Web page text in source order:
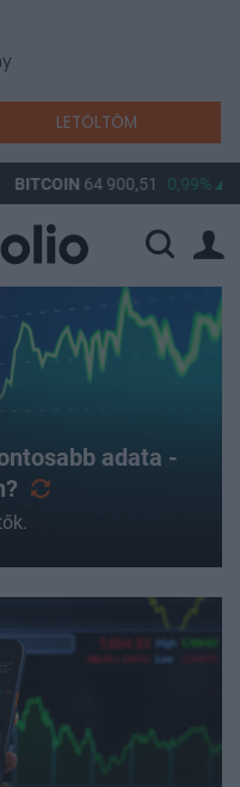
LETÖLTÖM
64 900,51 0,99% BUX
adata -